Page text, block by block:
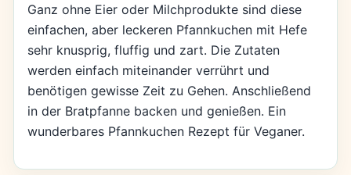
Ganz ohne Eier oder Milchprodukte sind diese
einfachen, aber leckeren Pfannkuchen mit Hefe
sehr knusprig, fluffig und zart. Die Zutaten
werden einfach miteinander verrührt und
benötigen gewisse Zeit zu Gehen. Anschließend
in der Bratpfanne backen und genießen. Ein
wunderbares Pfannkuchen Rezept für Veganer.